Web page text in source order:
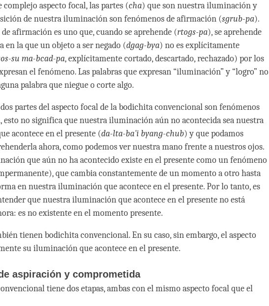
complejo aspecto focal, las partes (cha) que son nuestra iluminación y
de nuestra iluminación son fenómenos de afirmación (sgrub-pa).
afirmación es uno que, cuando se aprehende (rtogs-pa), se aprehende
en la que un objeto a ser negado (dgag-bya) no es explícitamente
su ma-bcad-pa, explícitamente cortado, descartado, rechazado) por los
el fenómeno. Las palabras que expresan “iluminación” y “logro” no
palabra que niegue o corte algo.
partes del aspecto focal de la bodichita convencional son fenómenos
esto no significa que nuestra iluminación aún no acontecida sea nuestra
acontece en el presente (da-lta-ba'i byang-chub) y que podamos
ahora, como podemos ver nuestra mano frente a nuestros ojos.
que aún no ha acontecido existe en el presente como un fenómeno
que cambia constantemente de un momento a otro hasta
en nuestra iluminación que acontece en el presente. Por lo tanto, es
que nuestra iluminación que acontece en el presente no está
es no existente en el momento presente.
tienen bodichita convencional. En su caso, sin embargo, el aspecto
su iluminación que acontece en el presente.
aspiración y comprometida
tiene dos etapas, ambas con el mismo aspecto focal que el